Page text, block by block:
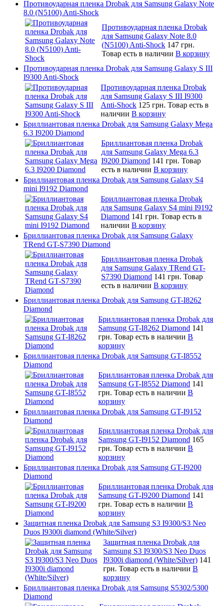
Противоударная пленка Drobak для Samsung Galaxy Note
8.0 (N5100) Anti-Shock
Противоударная пленка Drobak
для Samsung Galaxy Note 8.0
(N5100) Anti-Shock 147 грн.
Товар есть в наличии В корзину
Противоударная пленка Drobak для Samsung Galaxy S III
I9300 Anti-Shock
Противоударная пленка Drobak
для Samsung Galaxy S III I9300
Anti-Shock 125 грн. Товар есть в
наличии В корзину
Бриллиантовая пленка Drobak для Samsung Galaxy Mega
6.3 I9200 Diamond
Бриллиантовая пленка Drobak
для Samsung Galaxy Mega 6.3
I9200 Diamond 141 грн. Товар
есть в наличии В корзину
Бриллиантовая пленка Drobak для Samsung Galaxy S4
mini I9192 Diamond
Бриллиантовая пленка Drobak
для Samsung Galaxy S4 mini I9192
Diamond 141 грн. Товар есть в
наличии В корзину
Бриллиантовая пленка Drobak для Samsung Galaxy
TRend GT-S7390 Diamond
Бриллиантовая пленка Drobak
для Samsung Galaxy TRend GT-
S7390 Diamond 141 грн. Товар
есть в наличии В корзину
Бриллиантовая пленка Drobak для Samsung GT-I8262
Diamond
Бриллиантовая пленка Drobak для
Samsung GT-I8262 Diamond 141
грн. Товар есть в наличии В
корзину
Бриллиантовая пленка Drobak для Samsung GT-I8552
Diamond
Бриллиантовая пленка Drobak для
Samsung GT-I8552 Diamond 141
грн. Товар есть в наличии В
корзину
Бриллиантовая пленка Drobak для Samsung GT-I9152
Diamond
Бриллиантовая пленка Drobak для
Samsung GT-I9152 Diamond 165
грн. Товар есть в наличии В
корзину
Бриллиантовая пленка Drobak для Samsung GT-I9200
Diamond
Бриллиантовая пленка Drobak для
Samsung GT-I9200 Diamond 141
грн. Товар есть в наличии В
корзину
Защитная пленка Drobak для Samsung S3 I9300/S3 Neo
Duos I9300i diamond (White/Silver)
Защитная пленка Drobak для
Samsung S3 I9300/S3 Neo Duos
I9300i diamond (White/Silver) 141
грн. Товар есть в наличии В
корзину
Бриллиантовая пленка Drobak для Samsung S5302/5300
Diamond